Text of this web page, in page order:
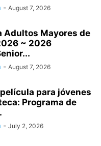
- August 7, 2026
Adultos Mayores de
~ 2026
- August 7, 2026
para jóvenes
Programa de
- July 2, 2026